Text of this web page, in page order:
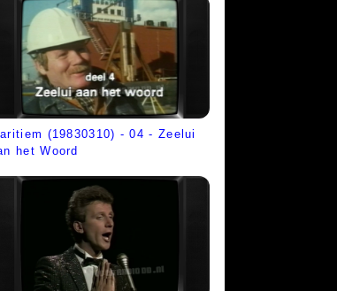
(19830310) - 04 - Zeelui
het Woord